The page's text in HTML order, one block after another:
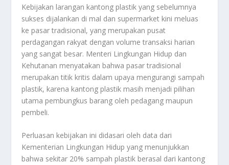
Kebijakan larangan kantong plastik yang sebelumnya
sukses dijalankan di mal dan supermarket kini meluas
ke pasar tradisional, yang merupakan pusat
perdagangan rakyat dengan volume transaksi harian
yang sangat besar. Menteri Lingkungan Hidup dan
Kehutanan menyatakan bahwa pasar tradisional
merupakan titik kritis dalam upaya mengurangi sampah
plastik, karena kantong plastik masih menjadi pilihan
utama pembungkus barang oleh pedagang maupun
pembeli.
Perluasan kebijakan ini didasari oleh data dari
Kementerian Lingkungan Hidup yang menunjukkan
bahwa sekitar 20% sampah plastik berasal dari kantong